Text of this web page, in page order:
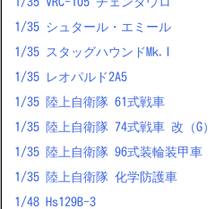
1/35 シュタール・エミール
1/35 スタッグハウンドMk.I
1/35 レオパルド2A5
1/35 陸上自衛隊 61式戦車
1/35 陸上自衛隊 74式戦車 改（G）
1/35 陸上自衛隊 96式装輪装甲車
1/35 陸上自衛隊 化学防護車
1/48 Hs129B-3